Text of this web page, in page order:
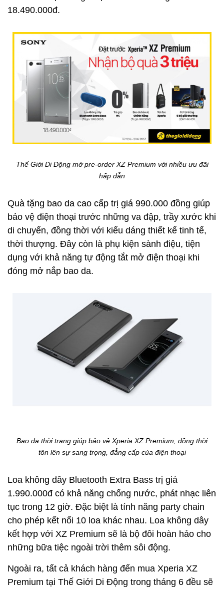
18.490.000đ.
Thế Giới Di Động mở pre-order XZ Premium với nhiều ưu đãi
hấp dẫn
Quà tặng bao da cao cấp trị giá 990.000 đồng giúp
bảo vệ điện thoại trước những va đập, trầy xước khi
di chuyển, đồng thời với kiểu dáng thiết kế tinh tế,
thời thượng. Đây còn là phụ kiện sành điệu, tiện
dụng với khả năng tự động tắt mở điện thoại khi
đóng mở nắp bao da.
Bao da thời trang giúp bảo vệ Xperia XZ Premium, đồng thời
tôn lên sự sang trọng, đẳng cấp của điện thoại
Loa không dây Bluetooth Extra Bass trị giá
1.990.000đ có khả năng chống nước, phát nhạc liên
tục trong 12 giờ. Đặc biệt là tính năng party chain
cho phép kết nối 10 loa khác nhau. Loa không dây
kết hợp với XZ Premium sẽ là bộ đôi hoàn hảo cho
những bữa tiệc ngoài trời thêm sôi động.
Ngoài ra, tất cả khách hàng đến mua Xperia XZ
Premium tại Thế Giới Di Động trong tháng 6 đều sẽ